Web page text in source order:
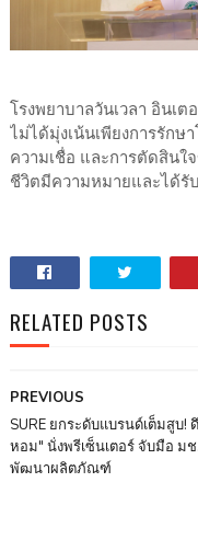
โรงพยาบาลวันเวลา อินเต
ไม่ได้มุ่งเน้นเพียงการรักษ
ความเชื่อ และการตัดสินใ
ชีวิตมีความหมายและได้รั
RELATED POSTS
PREVIOUS
SURE ยกระดับแบรนด์เต็มสูบ!
หอม" นั่งพรีเซ็นเตอร์ จับมือ มช.
พัฒนาผลิตภัณฑ์